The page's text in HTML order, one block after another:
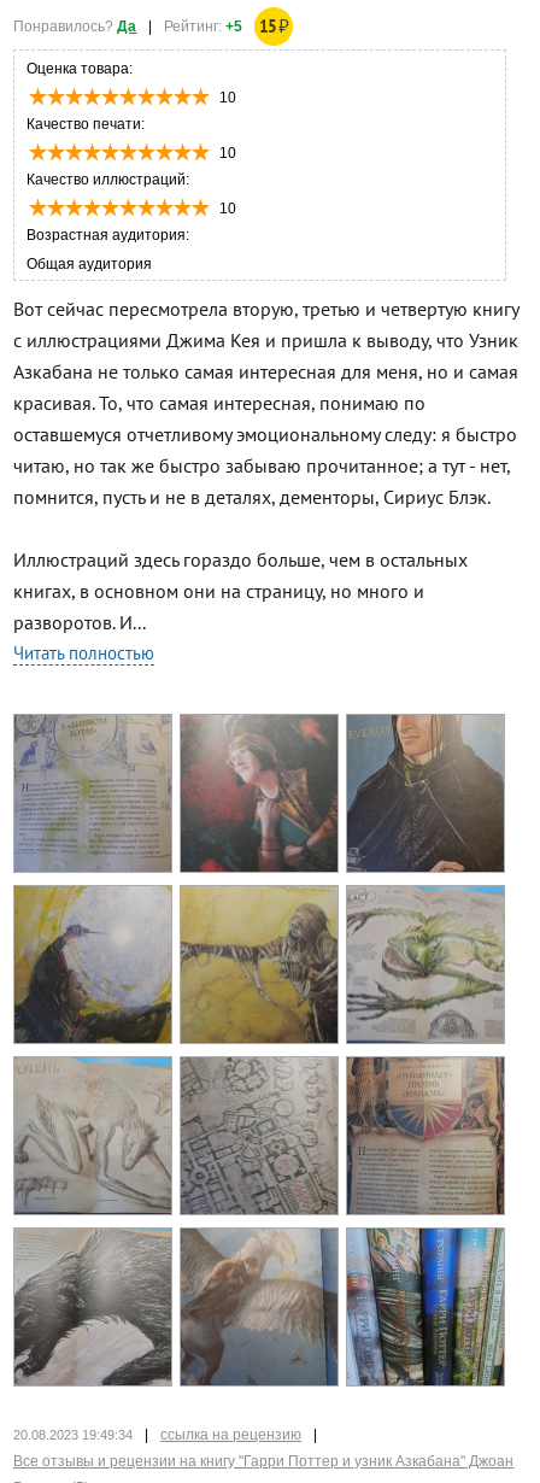
Понравилось?Да | Рейтинг:+5 15₽
Оценка товара:
10
Качество печати:
10
Качество иллюстраций:
10
Возрастная аудитория:
Общая аудитория
Вот сейчас пересмотрела вторую, третью и четвертую книгу
с иллюстрациями Джима Кея и пришла к выводу, что Узник
Азкабана не только самая интересная для меня, но и самая
красивая. То, что самая интересная, понимаю по
оставшемуся отчетливому эмоциональному следу: я быстро
читаю, но так же быстро забываю прочитанное; а тут - нет,
помнится, пусть и не в деталях, дементоры, Сириус Блэк.
Иллюстраций здесь гораздо больше, чем в остальных
книгах, в основном они на страницу, но много и
разворотов. И...
Читать полностью
20.08.2023 19:49:34 ссылка на рецензию
Все отзывы и рецензии на книгу "Гарри Поттер и узник Азкабана" Джоан